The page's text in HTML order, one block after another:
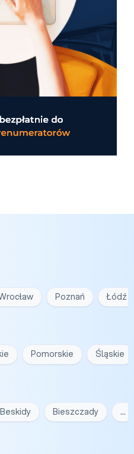
Poznań Łódź
Pomorskie Śląskie
Beskidy Bieszczady …